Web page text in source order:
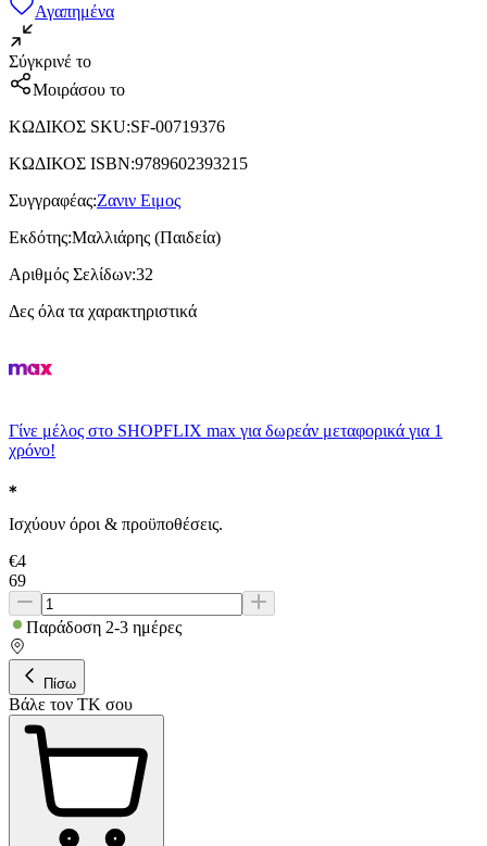
Αγαπημένα
Σύγκρινέ το
Μοιράσου το
ΚΩΔΙΚΟΣ SKU:SF-00719376
ΚΩΔΙΚΟΣ ISBN:9789602393215
Συγγραφέας:Ζανιν Ειμος
Εκδότης:Μαλλιάρης (Παιδεία)
Αριθμός Σελίδων:32
Δες όλα τα χαρακτηριστικά
Γίνε μέλος στο SHOPFLIX max για δωρεάν μεταφορικά για 1
χρόνο!
Ισχύουν όροι & προϋποθέσεις.
€4
69
Παράδοση 2-3 ημέρες
Πίσω
Βάλε τον ΤΚ σου